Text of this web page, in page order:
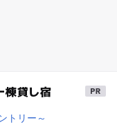
棟貸し宿